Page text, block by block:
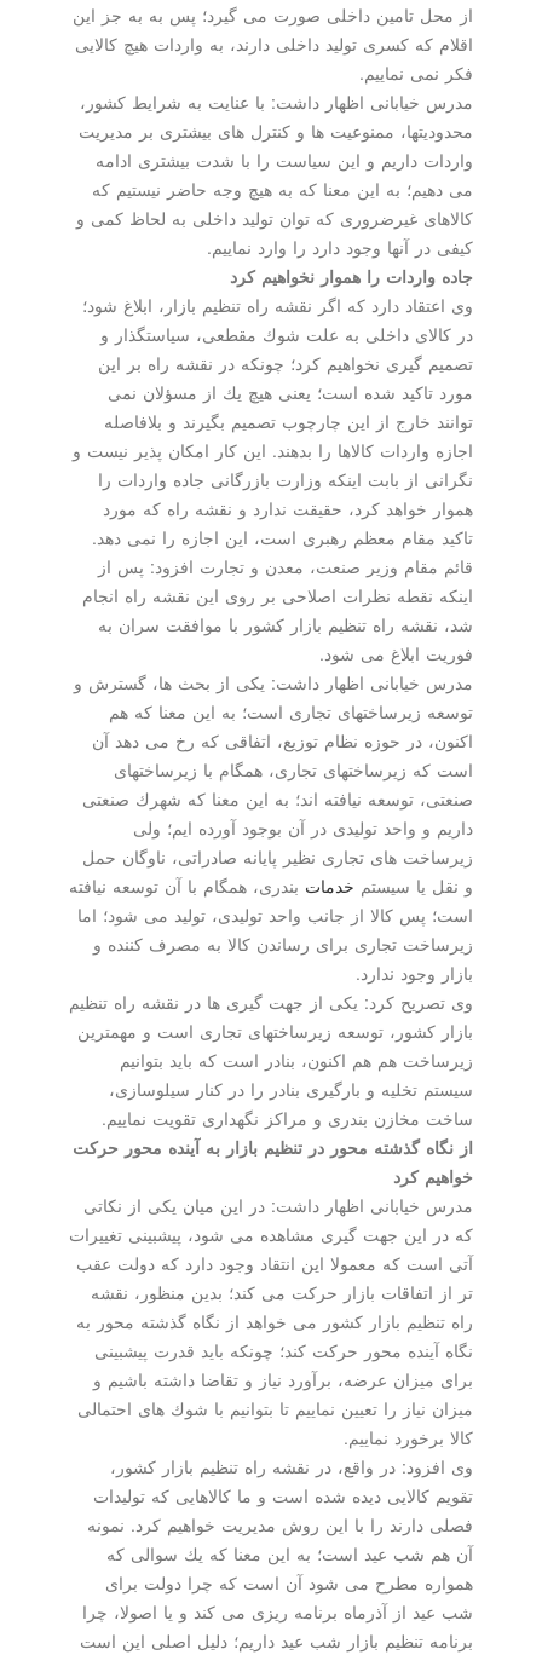
از محل تامین داخلی صورت می گیرد؛ پس به به جز این
اقلام كه كسری تولید داخلی دارند، به واردات هیچ كالایی
فكر نمی نماییم.
مدرس خیابانی اظهار داشت: با عنایت به شرایط كشور،
محدودیتها، ممنوعیت ها و كنترل های بیشتری بر مدیریت
واردات داریم و این سیاست را با شدت بیشتری ادامه
می دهیم؛ به این معنا كه به هیچ وجه حاضر نیستیم كه
كالاهای غیرضروری كه توان تولید داخلی به لحاظ كمی و
كیفی در آنها وجود دارد را وارد نماییم.
جاده واردات را هموار نخواهیم كرد
وی اعتقاد دارد كه اگر نقشه راه تنظیم بازار، ابلاغ شود؛
در كالای داخلی به علت شوك مقطعی، سیاستگذار و
تصمیم گیری نخواهیم كرد؛ چونكه در نقشه راه بر این
مورد تاكید شده است؛ یعنی هیچ یك از مسؤلان نمی
توانند خارج از این چارچوب تصمیم بگیرند و بلافاصله
اجازه واردات كالاها را بدهند. این كار امكان پذیر نیست و
نگرانی از بابت اینكه وزارت بازرگانی جاده واردات را
هموار خواهد كرد، حقیقت ندارد و نقشه راه كه مورد
تاكید مقام معظم رهبری است، این اجازه را نمی دهد.
قائم مقام وزیر صنعت، معدن و تجارت افزود: پس از
اینكه نقطه نظرات اصلاحی بر روی این نقشه راه انجام
شد، نقشه راه تنظیم بازار كشور با موافقت سران به
فوریت ابلاغ می شود.
مدرس خیابانی اظهار داشت: یكی از بحث ها، گسترش و
توسعه زیرساختهای تجاری است؛ به این معنا كه هم
اكنون، در حوزه نظام توزیع، اتفاقی كه رخ می دهد آن
است كه زیرساختهای تجاری، همگام با زیرساختهای
صنعتی، توسعه نیافته اند؛ به این معنا كه شهرك صنعتی
داریم و واحد تولیدی در آن بوجود آورده ایم؛ ولی
زیرساخت های تجاری نظیر پایانه صادراتی، ناوگان حمل
و نقل یا سیستم خدماتبندری، همگام با آن توسعه نیافته
است؛ پس كالا از جانب واحد تولیدی، تولید می شود؛ اما
زیرساخت تجاری برای رساندن كالا به مصرف كننده و
بازار وجود ندارد.
وی تصریح كرد: یكی از جهت گیری ها در نقشه راه تنظیم
بازار كشور، توسعه زیرساختهای تجاری است و مهمترین
زیرساخت هم هم اكنون، بنادر است كه باید بتوانیم
سیستم تخلیه و بارگیری بنادر را در كنار سیلوسازی،
ساخت مخازن بندری و مراكز نگهداری تقویت نماییم.
از نگاه گذشته محور در تنظیم بازار به آینده محور حركت
خواهیم كرد
مدرس خیابانی اظهار داشت: در این میان یكی از نكاتی
كه در این جهت گیری مشاهده می شود، پیشبینی تغییرات
آتی است كه معمولا این انتقاد وجود دارد كه دولت عقب
تر از اتفاقات بازار حركت می كند؛ بدین منظور، نقشه
راه تنظیم بازار كشور می خواهد از نگاه گذشته محور به
نگاه آینده محور حركت كند؛ چونكه باید قدرت پیشبینی
برای میزان عرضه، برآورد نیاز و تقاضا داشته باشیم و
میزان نیاز را تعیین نماییم تا بتوانیم با شوك های احتمالی
كالا برخورد نماییم.
وی افزود: در واقع، در نقشه راه تنظیم بازار كشور،
تقویم كالایی دیده شده است و ما كالاهایی كه تولیدات
فصلی دارند را با این روش مدیریت خواهیم كرد. نمونه
آن هم شب عید است؛ به این معنا كه یك سوالی كه
همواره مطرح می شود آن است كه چرا دولت برای
شب عید از آذرماه برنامه ریزی می كند و یا اصولا، چرا
برنامه تنظیم بازار شب عید داریم؛ دلیل اصلی این است